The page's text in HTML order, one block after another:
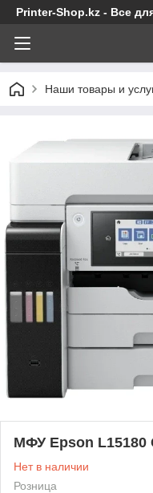
Printer-Shop.kz - Все
Наши товары и
МФУ Epson L15180
Нет в наличии
Розница